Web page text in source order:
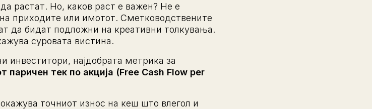
растат. Но, каков раст е важен? Не е
приходите или имотот. Сметководствените
да бидат подложни на креативни толкувања.
суровата вистина.
најдобрата метрика за
паричен тек по акција (Free Cash Flow per
точниот износ на кеш што влегол и